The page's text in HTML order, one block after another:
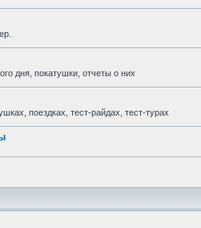
дня, покатушки, отчеты о них
поездках, тест-райдах, тест-турах